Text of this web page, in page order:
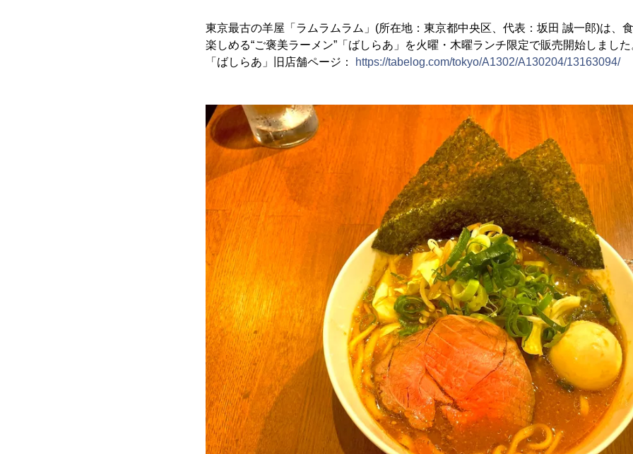
東京最古の羊屋「ラムラムラム」(所在地：東京都中央区、代表：坂田 誠一郎)は、
楽しめる“ご褒美ラーメン”「ばしらあ」を火曜・木曜ランチ限定で販売開始しました
「ばしらあ」旧店舗ページ：
https://tabelog.com/tokyo/A1302/A130204/13163094/